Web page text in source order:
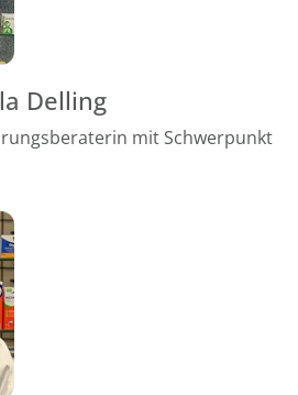
Delling
mit Schwerpunkt